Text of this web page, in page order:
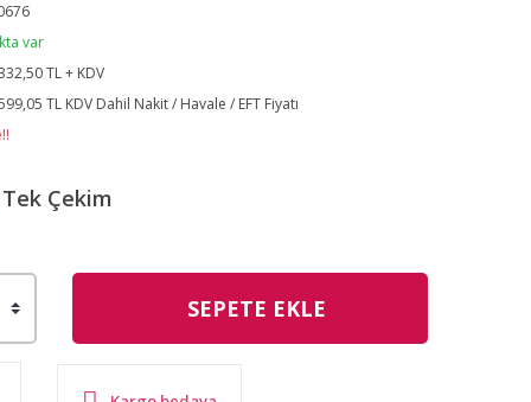
var
TL + KDV
TL KDV Dahil Nakit / Havale / EFT Fiyatı
Tek Çekim
SEPETE EKLE